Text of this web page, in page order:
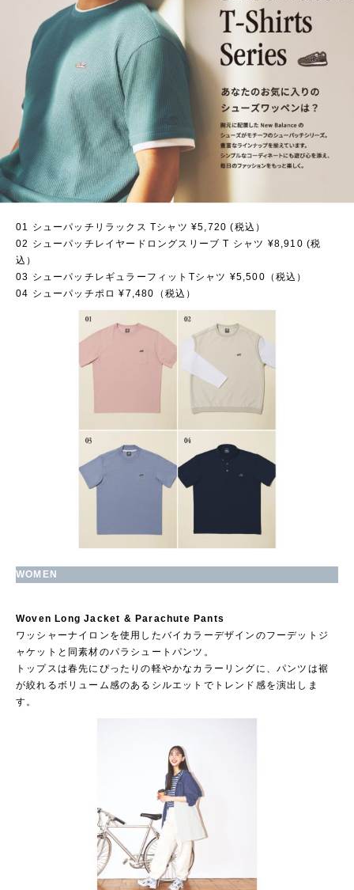
01 シューパッチリラックス Tシャツ ¥5,720 (税込）
02 シューパッチレイヤードロングスリーブ T シャツ ¥8,910 (税
込）
03 シューパッチレギュラーフィットTシャツ ¥5,500（税込）
04 シューパッチポロ ¥7,480（税込）
WOMEN
Woven Long Jacket & Parachute Pants
ワッシャーナイロンを使用したバイカラーデザインのフーデットジ
ャケットと同素材のパラシュートパンツ。
トップスは春先にぴったりの軽やかなカラーリングに、パンツは裾
が絞れるボリューム感のあるシルエットでトレンド感を演出しま
す。